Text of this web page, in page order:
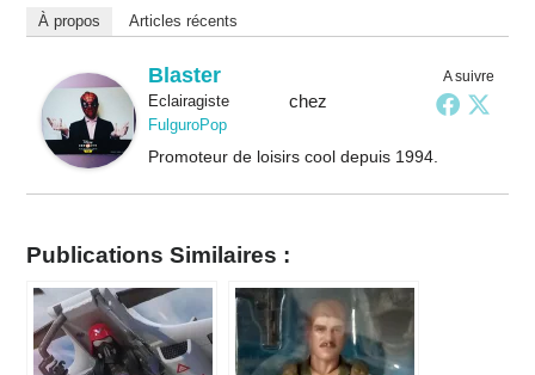
À propos Articles récents
A suivre
Blaster
Eclairagistechez
FulguroPop
Promoteur de loisirs cool depuis 1994.
Publications Similaires :